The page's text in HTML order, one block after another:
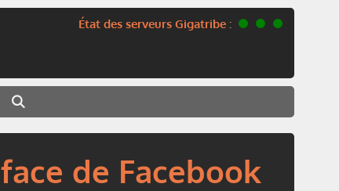
État des serveurs Gigatribe :
de Facebook